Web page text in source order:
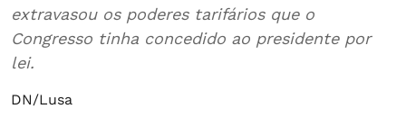
extravasou os poderes tarifários que o
Congresso tinha concedido ao presidente por
lei.
DN/Lusa